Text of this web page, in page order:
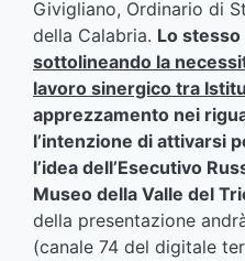
Givigliano, Ordinario di
della Calabria. Lo
sottolineando la
lavoro sinergico tra
apprezzamento nei
l’intenzione di attivarsi
l’idea dell’Esecutivo
Museo della Valle del
della presentazione
(canale 74 del digitale